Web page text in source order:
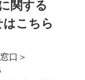
関する
こちら
口＞